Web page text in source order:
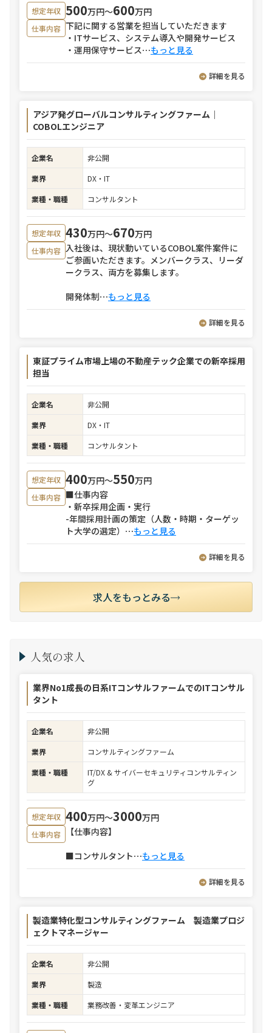
想定年収 500万円〜600万円
仕事内容 下記に関する営業を担当していただきます
・ITサービス、システム導入や開発サービス
・運用保守サービス⋯もっと見る
詳細を見る
アジア発グローバルコンサルティングファーム｜
COBOLエンジニア
企業名
非公開
業界
DX・IT
業種・職種
コンサルタント
想定年収 430万円〜670万円
仕事内容 入社後は、現状動いているCOBOL案件案件に
ご参画いただきます。メンバークラス、リーダ
ークラス、両方を募集します。
開発体制⋯もっと見る
詳細を見る
東証プライム市場上場の不動産テック企業での新卒採用
担当
企業名
非公開
業界
DX・IT
業種・職種
コンサルタント
想定年収 400万円〜550万円
仕事内容 ■仕事内容
・新卒採用企画・実行
-年間採用計画の策定（人数・時期・ターゲッ
ト大学の選定） ⋯もっと見る
詳細を見る
求人をもっとみる
人気の求人
業界No1成長の日系ITコンサルファームでのITコンサル
タント
企業名
非公開
業界
コンサルティングファーム
業種・職種
IT/DX & サイバーセキュリティコンサルティン
グ
想定年収 400万円〜3000万円
仕事内容
【仕事内容】
■コンサルタント⋯もっと見る
詳細を見る
製造業特化型コンサルティングファーム 製造業プロジ
ェクトマネージャー
企業名
非公開
業界
製造
業種・職種
業務改善・変革エンジニア